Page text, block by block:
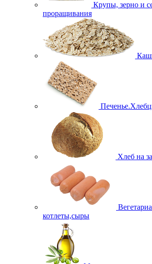
Крупы, зерно и
проращивания
Хлеб на
котлеты,сыры